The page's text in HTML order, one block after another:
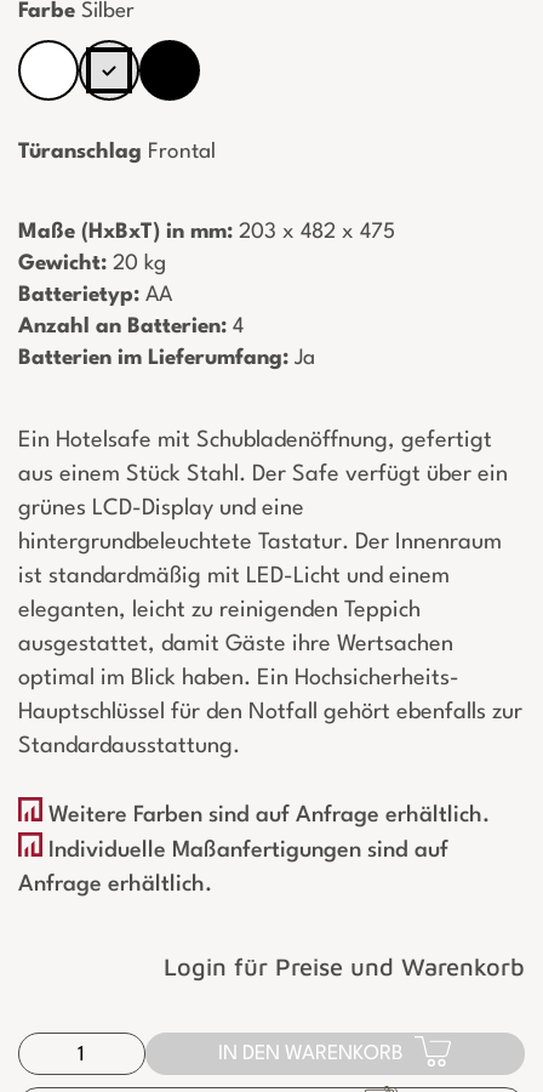
Farbe Silber
Türanschlag Frontal
Maße (HxBxT) in mm: ­ 203 x 482 x 475
Gewicht: ­ 20 kg
Batterietyp: ­ AA
Anzahl an Batterien: ­ 4
Batterien im Lieferumfang: ­ Ja
Ein Hotelsafe mit Schubladenöffnung, gefertigt
aus einem Stück Stahl. Der Safe verfügt über ein
grünes LCD-Display und eine
hintergrundbeleuchtete Tastatur. Der Innenraum
ist standardmäßig mit LED-Licht und einem
eleganten, leicht zu reinigenden Teppich
ausgestattet, damit Gäste ihre Wertsachen
optimal im Blick haben. Ein Hochsicherheits-
Hauptschlüssel für den Notfall gehört ebenfalls zur
Standardausstattung.
Weitere Farben sind auf Anfrage erhältlich.
Individuelle Maßanfertigungen sind auf
Anfrage erhältlich.
Login für Preise und Warenkorb
IN DEN WARENKORB